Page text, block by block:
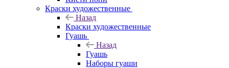
Краски художественные
Назад
Краски художественные
Гуашь
Назад
Гуашь
Наборы гуаши